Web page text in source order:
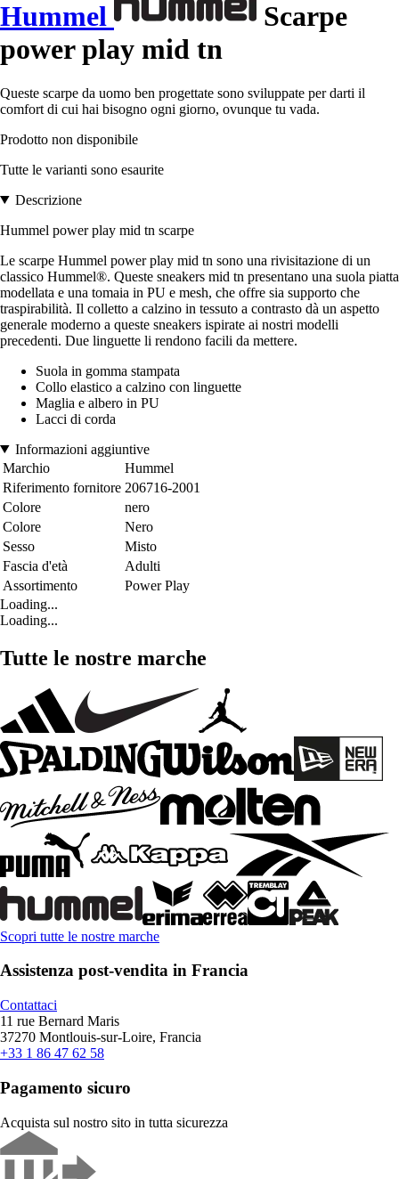
Hummel
Scarpe
power play mid tn
Queste scarpe da uomo ben progettate sono sviluppate per darti il
comfort di cui hai bisogno ogni giorno, ovunque tu vada.
Prodotto non disponibile
Tutte le varianti sono esaurite
Descrizione
Hummel power play mid tn scarpe
Le scarpe Hummel power play mid tn sono una rivisitazione di un
classico Hummel®. Queste sneakers mid tn presentano una suola piatta
modellata e una tomaia in PU e mesh, che offre sia supporto che
traspirabilità. Il colletto a calzino in tessuto a contrasto dà un aspetto
generale moderno a queste sneakers ispirate ai nostri modelli
precedenti. Due linguette li rendono facili da mettere.
Suola in gomma stampata
Collo elastico a calzino con linguette
Maglia e albero in PU
Lacci di corda
Informazioni aggiuntive
Marchio
Hummel
Riferimento fornitore 206716-2001
Colore
nero
Colore
Nero
Sesso
Misto
Fascia d'età
Adulti
Assortimento
Power Play
Loading...
Loading...
Tutte le nostre marche
Scopri tutte le nostre marche
Assistenza post-vendita in Francia
Contattaci
11 rue Bernard Maris
37270 Montlouis-sur-Loire, Francia
+33 1 86 47 62 58
Pagamento sicuro
Acquista sul nostro sito in tutta sicurezza